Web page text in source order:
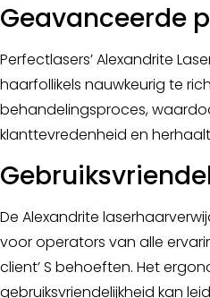
Geavanceerde
Perfectlasers’ Alexandrite
haarfollikels nauwkeurig te
behandelingsproces,
klanttevredenheid en
De Alexandrite
voor operators van alle
client’ S behoeften. Het
gebruiksvriendelijkheid kan